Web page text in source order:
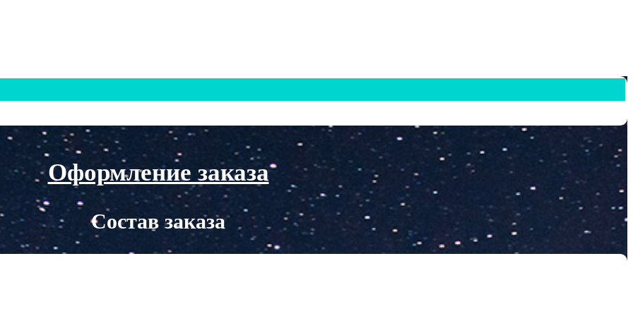
Оформление заказа
Состав заказа